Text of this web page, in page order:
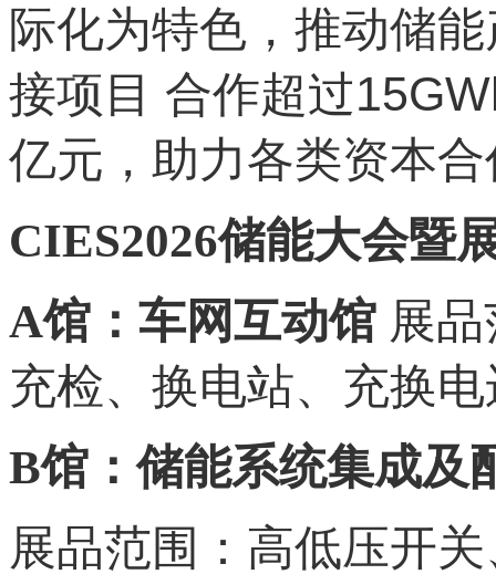
际化为特色，推动储
接项目 合作超过
亿元，助力各类资本
CIES2026储能大会暨
A馆：车网互动馆 展
充检、换电站、充换
B馆：储能系统集成及
展品范围：高低压开